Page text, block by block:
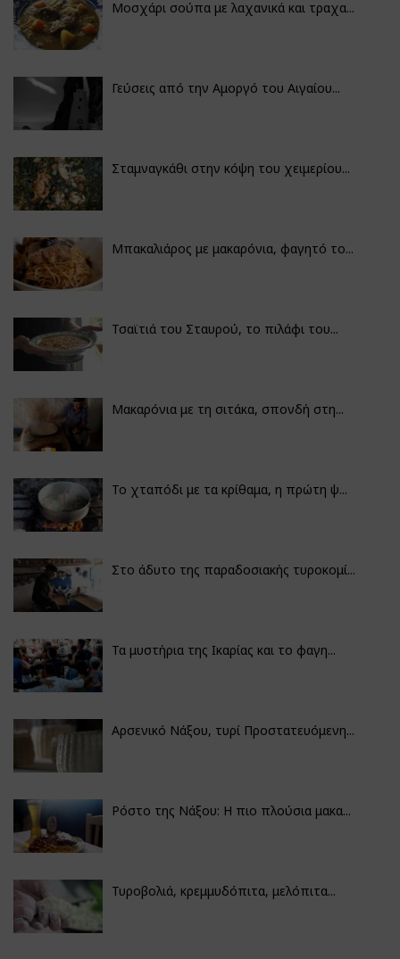
Μοσχάρι σούπα με λαχανικά και τραχα...
Γεύσεις από την Αμοργό του Αιγαίου...
Σταμναγκάθι στην κόψη του χειμερίου...
Μπακαλιάρος με μακαρόνια, φαγητό το...
Τσαϊτιά του Σταυρού, το πιλάφι του...
Μακαρόνια με τη σιτάκα, σπονδή στη...
Το χταπόδι με τα κρίθαμα, η πρώτη ψ...
Στο άδυτο της παραδοσιακής τυροκομί...
Τα μυστήρια της Ικαρίας και το φαγη...
Αρσενικό Νάξου, τυρί Προστατευόμενη...
Ρόστο της Νάξου: Η πιο πλούσια μακα...
Τυροβολιά, κρεμμυδόπιτα, μελόπιτα...